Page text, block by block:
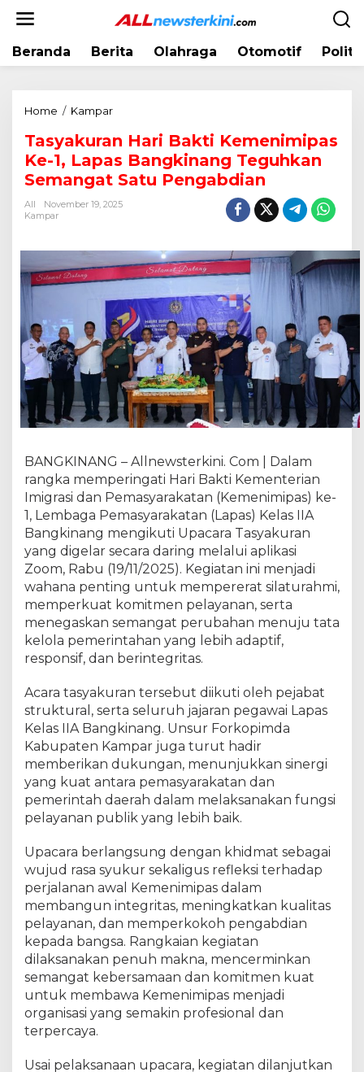
Beranda Berita Olahraga Otomotif
Home / Kampar
s
y
a
u
H
r
i
B
a
k
K
e
n
i
m
i
p
a
s
K
-
1
a
p
a
s
B
a
g
k
n
a
n
g
T
e
g
u
a
Tasyakuran Hari Bakti Kemenimipas
Ke-1, Lapas Bangkinang Teguhkan
Semangat Satu Pengabdian
All
November 19, 2025
Kampar
BANGKINANG – Allnewsterkini. Com | Dalam
rangka memperingati Hari Bakti Kementerian
Imigrasi dan Pemasyarakatan (Kemenimipas) ke-
1, Lembaga Pemasyarakatan (Lapas) Kelas IIA
Bangkinang mengikuti Upacara Tasyakuran
yang digelar secara daring melalui aplikasi
Zoom, Rabu (19/11/2025). Kegiatan ini menjadi
wahana penting untuk mempererat silaturahmi,
memperkuat komitmen pelayanan, serta
menegaskan semangat perubahan menuju tata
kelola pemerintahan yang lebih adaptif,
responsif, dan berintegritas.
Acara tasyakuran tersebut diikuti oleh pejabat
struktural, serta seluruh jajaran pegawai Lapas
Kelas IIA Bangkinang. Unsur Forkopimda
Kabupaten Kampar juga turut hadir
memberikan dukungan, menunjukkan sinergi
yang kuat antara pemasyarakatan dan
pemerintah daerah dalam melaksanakan fungsi
pelayanan publik yang lebih baik.
Upacara berlangsung dengan khidmat sebagai
wujud rasa syukur sekaligus refleksi terhadap
perjalanan awal Kemenimipas dalam
membangun integritas, meningkatkan kualitas
pelayanan, dan memperkokoh pengabdian
kepada bangsa. Rangkaian kegiatan
dilaksanakan penuh makna, mencerminkan
semangat kebersamaan dan komitmen kuat
untuk membawa Kemenimipas menjadi
organisasi yang semakin profesional dan
terpercaya.
Usai pelaksanaan upacara, kegiatan dilanjutkan